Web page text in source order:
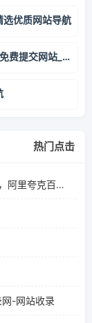
选优质网站导航
免费收录网_免费提交网站_免费收录网站_SEO外链大全- YL网址导航
热门点击
爱搜-网盘资源搜索-一站式网盘资源搜索，阿里夸克百度迅雷UC全聚合
-网站收录